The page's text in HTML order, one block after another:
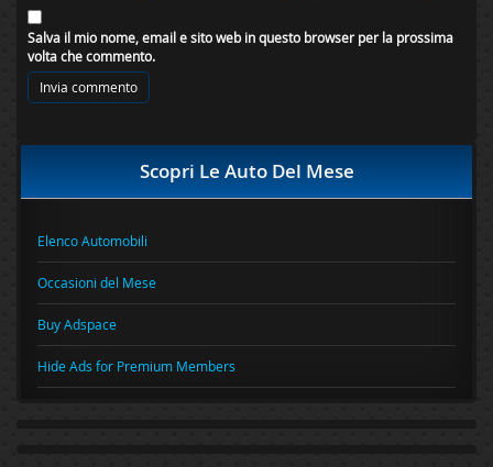
Salva il mio nome, email e sito web in questo browser per la prossima
volta che commento.
Scopri Le Auto Del Mese
Elenco Automobili
Occasioni del Mese
Buy Adspace
Hide Ads for Premium Members